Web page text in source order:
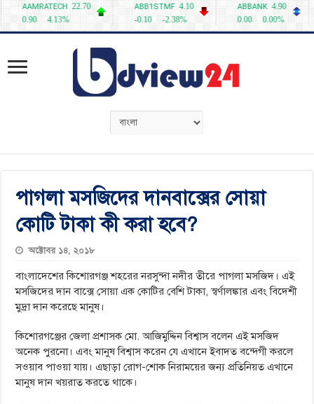
পাগলা মসজিদের দানবাক্সের সোয়া
কোটি টাকা কী করা হবে?
অক্টোবর ১৪, ২০১৮
বাংলাদেশের কিশোরগঞ্জ শহরের নরসুন্দা নদীর তীরে পাগলা মসজিদ। এই
মসজিদের দান বাক্সে সোয়া এক কোটির বেশি টাকা, স্বর্ণালঙ্কার এবং বিদেশী
মুদ্রা দান করেছে মানুষ।
কিশোরগঞ্জের জেলা প্রশাসক মো. আজিমুদ্দিন বিশ্বাস বলেন এই মসজিদ
অনেক পুরনো। এবং মানুষ বিশ্বাস করেন যে এখানে ইবাদত বন্দেগী করলে
সওয়াব পাওয়া যায়। এছাড়া রোগ-শোক নিরাময়ের জন্য প্রতিনিয়ত এখানে
মানুষ দান খয়রাত করতে থাকে।